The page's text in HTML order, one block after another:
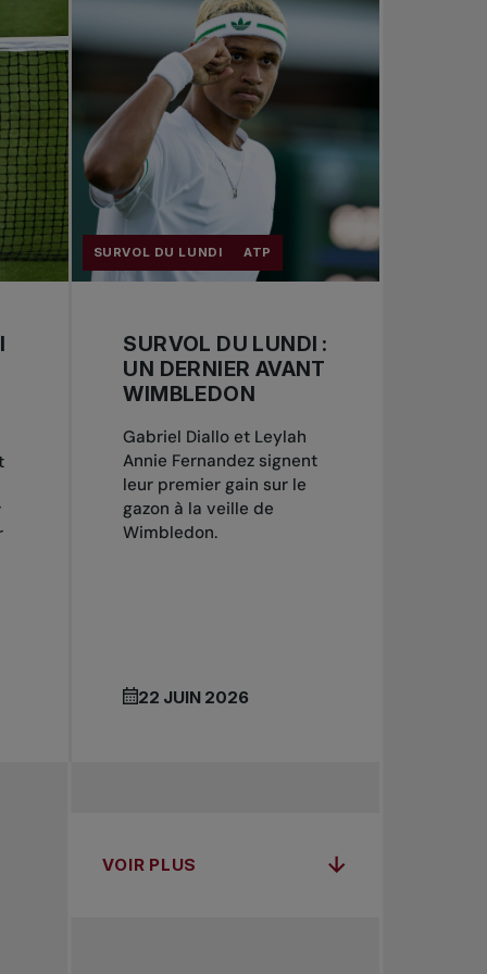
SURVOL DU LUNDI ATP
SURVOL DU LUNDI :
UN DERNIER AVANT
WIMBLEDON
Gabriel Diallo et Leylah
Annie Fernandez signent
leur premier gain sur le
gazon à la veille de
Wimbledon.
22 JUIN 2026
VOIR PLUS